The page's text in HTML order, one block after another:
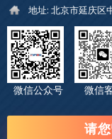
地址: 北京市延庆区
微信公众号 微信
请